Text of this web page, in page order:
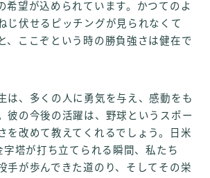
希望が込められています。かつてのよ
じ伏せるピッチングが見られなくて
、ここぞという時の勝負強さは健在で
は、多くの人に勇気を与え、感動をも
彼の今後の活躍は、野球というスポー
を改めて教えてくれるでしょう。日米
塔が打ち立てられる瞬間、私たち
手が歩んできた道のり、そしてその栄